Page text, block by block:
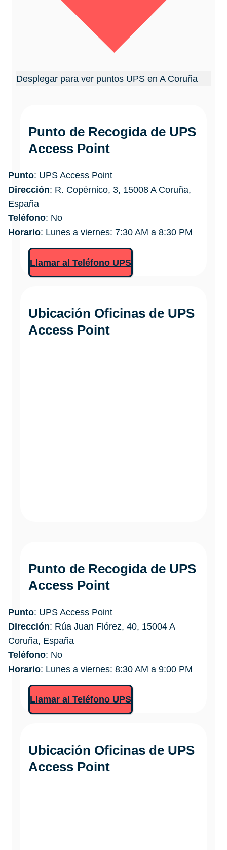
Desplegar para ver puntos UPS en A Coruña
Punto de Recogida de UPS
Access Point
Punto: UPS Access Point
Dirección: R. Copérnico, 3, 15008 A Coruña,
España
Teléfono: No
Horario: Lunes a viernes: 7:30 AM a 8:30 PM
Llamar al Teléfono UPS
Ubicación Oficinas de UPS
Access Point
Punto de Recogida de UPS
Access Point
Punto: UPS Access Point
Dirección: Rúa Juan Flórez, 40, 15004 A
Coruña, España
Teléfono: No
Horario: Lunes a viernes: 8:30 AM a 9:00 PM
Llamar al Teléfono UPS
Ubicación Oficinas de UPS
Access Point